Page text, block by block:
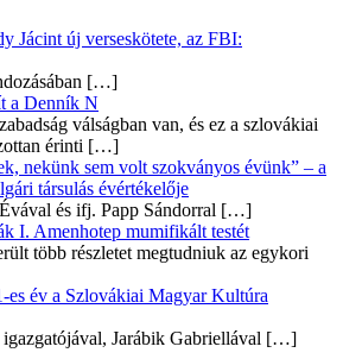
Jácint új verseskötete, az FBI:
[…]
a Denník N
válságban van, és ez a szlovákiai
érinti […]
nekünk sem volt szokványos évünk” – a
társulás évértékelője
és ifj. Papp Sándorral […]
I. Amenhotep mumifikált testét
több részletet megtudniuk az egykori
es év a Szlovákiai Magyar Kultúra
Jarábik Gabriellával […]